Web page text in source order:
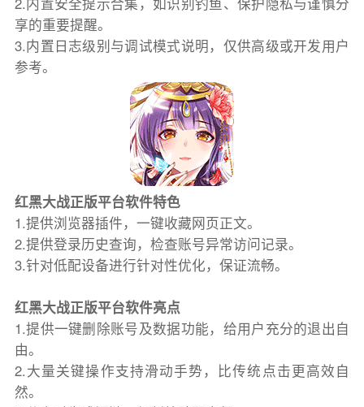
享的重要提醒。
3.内置日志级别与调试模式说明，仅供高级或开发用户
参考。
红黑大战正版平台软件特色
1.提供浏览器插件，一键收藏网页正文。
2.提供登录历史查询，检查账号异常访问记录。
3.针对低配设备进行针对性优化，保证流畅。
红黑大战正版平台软件亮点
1.提供一键删除账号及数据功能，给用户充分的退出自
由。
2.大量关键操作支持滑动手势，比传统点击更高效自
然。